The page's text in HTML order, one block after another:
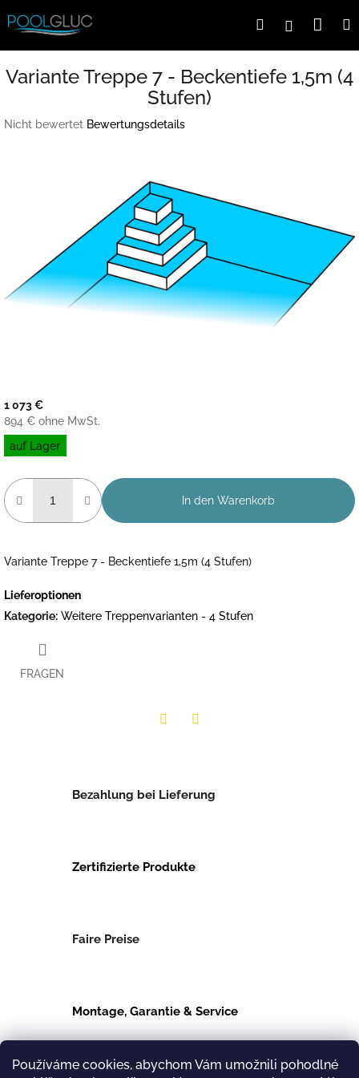
Používáme cookies, abychom Vám umožnili pohodlné
Inhalt
Suchen
Login
Variante Treppe 7 - Beckentiefe 1,5m (4
Stufen)
Die
Nicht bewertet Bewertungsdetails
1 073 €
894 € ohne MwSt.
Verkaufspreis:
auf Lager
In den Warenkorb
Variante Treppe 7 - Beckentiefe 1,5m (4 Stufen)
Lieferoptionen
Kategorie: Weitere Treppenvarianten - 4 Stufen
FRAGEN
Bezahlung bei Lieferung
Zertifizierte Produkte
Faire Preise
Montage, Garantie & Service
Beschreibung Zugehörig (16) Diskussion